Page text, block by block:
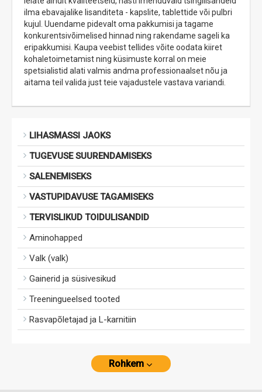
ilma ebavajalike lisanditeta - kapslite, tablettide või pulbri
kujul. Uuendame pidevalt oma pakkumisi ja tagame
konkurentsivõimelised hinnad ning rakendame sageli ka
eripakkumisi. Kaupa veebist tellides võite oodata kiiret
kohaletoimetamist ning küsimuste korral on meie
spetsialistid alati valmis andma professionaalset nõu ja
aitama teil valida just teie vajadustele vastava variandi.
LIHASMASSI JAOKS
TUGEVUSE SUURENDAMISEKS
SALENEMISEKS
VASTUPIDAVUSE TAGAMISEKS
TERVISLIKUD TOIDULISANDID
Aminohapped
Valk (valk)
Gainerid ja süsivesikud
Treeningueelsed tooted
Rasvapõletajad ja L-karnitiin
Rohkem